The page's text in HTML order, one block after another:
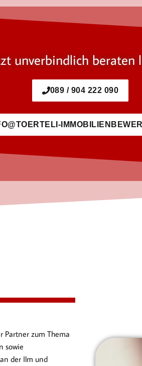
unverbindlich beraten
089 / 904 222 090
Partner zum Thema
sowie
der Ilm und